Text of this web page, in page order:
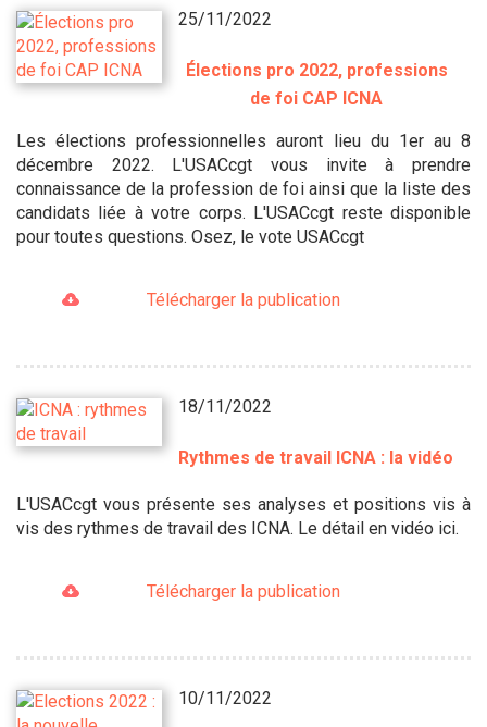
25/11/2022
Élections pro 2022, professions
de foi CAP ICNA
Les élections professionnelles auront lieu du 1er au 8
décembre 2022. L'USACcgt vous invite à prendre
connaissance de la profession de foi ainsi que la liste des
candidats liée à votre corps. L'USACcgt reste disponible
pour toutes questions. Osez, le vote USACcgt
Télécharger la publication
18/11/2022
Rythmes de travail ICNA : la vidéo
L'USACcgt vous présente ses analyses et positions vis à
vis des rythmes de travail des ICNA. Le détail en vidéo ici.
Télécharger la publication
10/11/2022